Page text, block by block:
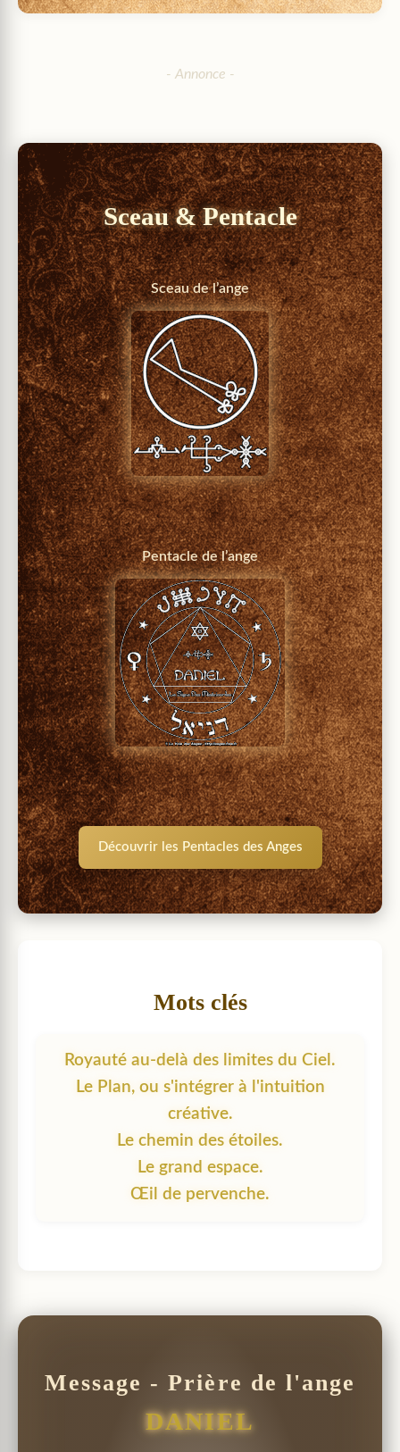
Sceau & Pentacle
Sceau de l’ange
Pentacle de l’ange
Découvrir les Pentacles des Anges
Mots clés
Royauté au-delà des limites du Ciel.
Le Plan, ou s'intégrer à l'intuition
créative.
Le chemin des étoiles.
Le grand espace.
Œil de pervenche.
Message - Prière de l'ange
DANIEL